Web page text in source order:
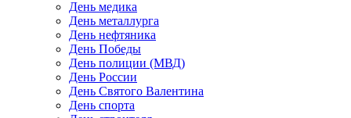
День медика
День металлурга
День нефтяника
День Победы
День полиции (МВД)
День России
День Святого Валентина
День спорта